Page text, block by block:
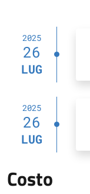
2025
26
LUG
2025
26
LUG
Costo